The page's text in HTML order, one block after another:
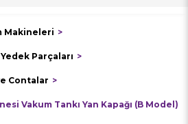
Makineleri
Parçaları
Contalar
Vakum Tankı Yan Kapağı (B Model)